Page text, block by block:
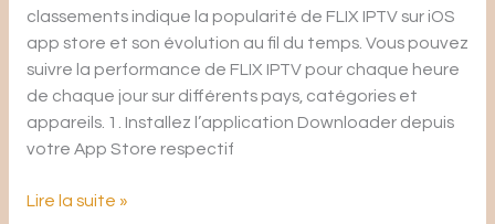
classements indique la popularité de FLIX IPTV sur iOS
app store et son évolution au fil du temps. Vous pouvez
suivre la performance de FLIX IPTV pour chaque heure
de chaque jour sur différents pays, catégories et
appareils. 1. Installez l’application Downloader depuis
votre App Store respectif
Lire la suite »